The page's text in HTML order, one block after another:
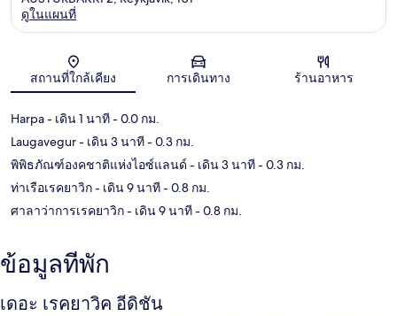
แผนที่
ดูในแผนที่
สถานที่ใกล้เคียง การเดินทาง ร้านอาหาร
Harpa- เดิน 1 นาที- 0.0 กม.
Laugavegur- เดิน 3 นาที- 0.3 กม.
พิพิธภัณฑ์องคชาติแห่งไอซ์แลนด์ - เดิน 3 นาที- 0.3 กม.
ท่าเรือเรคยาวิก- เดิน 9 นาที- 0.8 กม.
ศาลาว่าการเรคยาวิก- เดิน 9 นาที- 0.8 กม.
ข้อมูลที่พัก
เดอะ เรคยาวิค อีดิชัน